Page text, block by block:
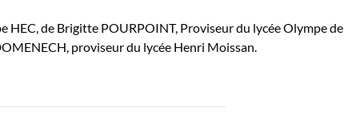
HEC, de Brigitte POURPOINT, Proviseur du lycée Olympe de
proviseur du lycée Henri Moissan.